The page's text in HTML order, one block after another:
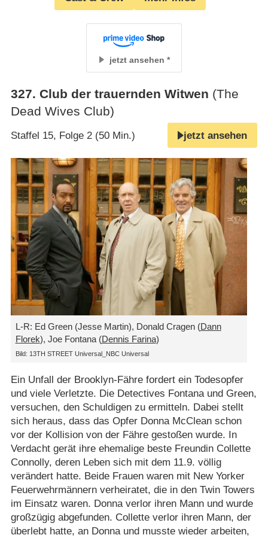
jetzt ansehen
327. Club der trauernden Witwen (The
Dead Wives Club)
Staffel 15, Folge 2 (50 Min.) jetzt ansehen
L-R: Ed Green (Jesse Martin), Donald Cragen (Dann
Florek), Joe Fontana (Dennis Farina)
Bild: 13TH STREET Universal_NBC Universal
Ein Unfall der Brooklyn-Fähre fordert ein Todesopfer
und viele Verletzte. Die Detectives Fontana und Green,
versuchen, den Schuldigen zu ermitteln. Dabei stellt
sich heraus, dass das Opfer Donna McClean schon
vor der Kollision von der Fähre gestoßen wurde. In
Verdacht gerät ihre ehemalige beste Freundin Collette
Connolly, deren Leben sich mit dem 11.9. völlig
verändert hatte. Beide Frauen waren mit New Yorker
Feuerwehrmännern verheiratet, die in den Twin Towers
im Einsatz waren. Donna verlor ihren Mann und wurde
großzügig abgefunden. Collette verlor ihren Mann, der
überlebt hatte, an Donna und musste wieder arbeiten,